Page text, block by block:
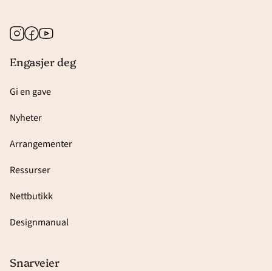
Instagram
Facebook
Youtube
Engasjer deg
Gi en gave
Nyheter
Arrangementer
Ressurser
Nettbutikk
Designmanual
Snarveier